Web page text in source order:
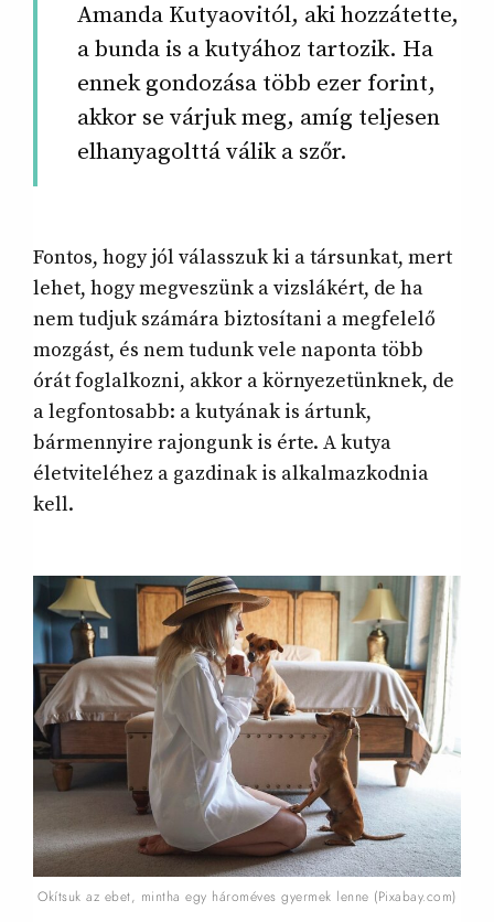
Amanda Kutyaovitól, aki hozzátette,
a bunda is a kutyához tartozik. Ha
ennek gondozása több ezer forint,
akkor se várjuk meg, amíg teljesen
elhanyagolttá válik a szőr.
Fontos, hogy jól válasszuk ki a társunkat, mert
lehet, hogy megveszünk a vizslákért, de ha
nem tudjuk számára biztosítani a megfelelő
mozgást, és nem tudunk vele naponta több
órát foglalkozni, akkor a környezetünknek, de
a legfontosabb: a kutyának is ártunk,
bármennyire rajongunk is érte. A kutya
életviteléhez a gazdinak is alkalmazkodnia
kell.
Okítsuk az ebet, mintha egy hároméves gyermek lenne (Pixabay.com)